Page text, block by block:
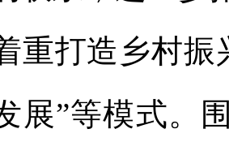
重打造乡村
展”等模式。